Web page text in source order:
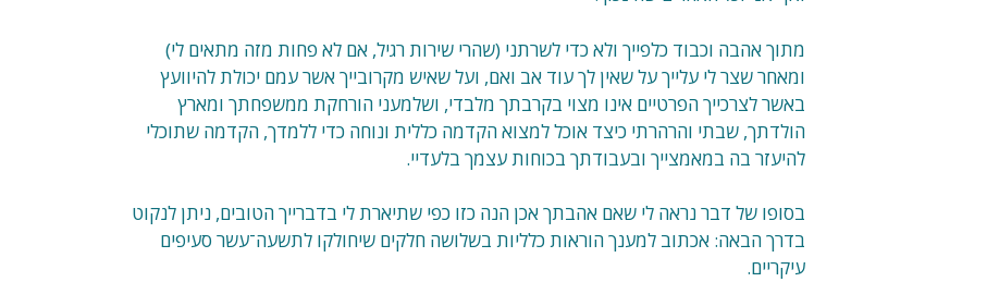
מתוך אהבה וכבוד כלפייך ולא כדי לשרתני (שהרי שירות רגיל, אם לא פחות מזה מתאים לי)
ומאחר שצר לי עלייך על שאין לך עוד אב ואם, ועל שאיש מקרובייך אשר עמם יכולת להיוועץ
באשר לצרכייך הפרטיים אינו מצוי בקרבתך מלבדי, ושלמעני הורחקת ממשפחתך ומארץ
הולדתך, שבתי והרהרתי כיצד אוכל למצוא הקדמה כללית ונוחה כדי ללמדך, הקדמה שתוכלי
להיעזר בה במאמצייך ובעבודתך בכוחות עצמך בלעדיי.
בסופו של דבר נראה לי שאם אהבתך אכן הנה כזו כפי שתיארת לי בדברייך הטובים, ניתן לנקוט
בדרך הבאה: אכתוב למענך הוראות כלליות בשלושה חלקים שיחולקו לתשעה־עשר סעיפים
עיקריים.